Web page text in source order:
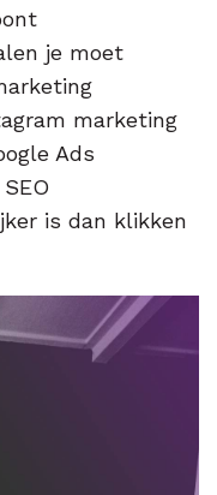
je moet
marketing
Ads
is dan klikken